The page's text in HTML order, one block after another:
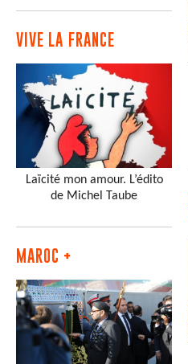
VIVE LA FRANCE
Laïcité mon amour. L’édito
de Michel Taube
MAROC +